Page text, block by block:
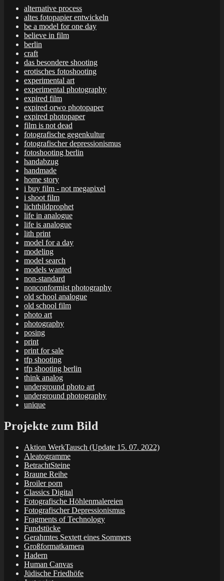
alternative process
altes fotopapier entwickeln
be a model for one day
believe in film
berlin
craft
das besondere shooting
erotisches fotoshooting
experimental art
experimental photography
expired film
expired orwo photopaper
expired photopaper
film is not dead
fotografische gegenkultur
fotografischer depressionismus
fotoshooting berlin
handabzug
handmade
home story
i buy film - not megapixel
i shoot film
lichtbildprophet
life in analogue
life is analogue
lith print
model for a day
modeling
model search
models wanted
non-standard
nonconformist photography
old school analogue
old school film
photo art
photography
posing
print
print for sale
tfp shooting
tfp shooting berlin
think analog
underground photo art
underground photography
unique
Projekte zum Bild
Aktion WerkTausch (Update 15. 07. 2022)
Aleatogramme
BetrachtSteine
Braune Reihe
Broiler porn
Classics Digital
Fotografische Höhlenmalereien
Fotografischer Depressionismus
Fragments of Technology
Fundstücke
Gerahmtes Sextett eines Sommers
Großformatkamera
Hadern
Human Canvas
Jüdische Friedhöfe